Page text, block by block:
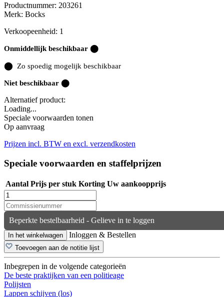
Productnummer: 203261
Merk: Bocks
Verkoopeenheid: 1
Onmiddellijk beschikbaar ⬤
⬤ Zo spoedig mogelijk beschikbaar
Niet beschikbaar ⬤
Alternatief product:
Loading...
Speciale voorwaarden tonen
Op aanvraag
Prijzen incl. BTW en excl. verzendkosten
Speciale voorwaarden en staffelprijzen
Aantal Prijs per stuk Korting Uw aankoopprijs
Beperkte bestelbaarheid - Gelieve in te loggen
In het winkelwagen Inloggen & Bestellen
Toevoegen aan de notitie lijst
Inbegrepen in de volgende categorieën
De beste praktijken van een politieage
Polijsten
Lappen schijven (los)